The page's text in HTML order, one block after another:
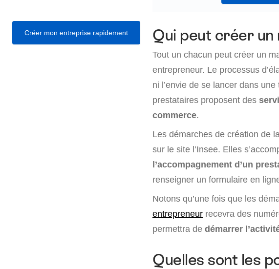
Créer mon entreprise rapidement Qui peut créer un
Tout un chacun peut créer un
entrepreneur. Le processus
ni l’envie de se lancer dans
prestataires proposent des
commerce.
Les démarches de création de
sur le site l’Insee. Elles
l’accompagnement d’un
renseigner un formulaire en
Notons qu’une fois que les
entrepreneur recevra des
permettra de démarrer
Quelles sont les